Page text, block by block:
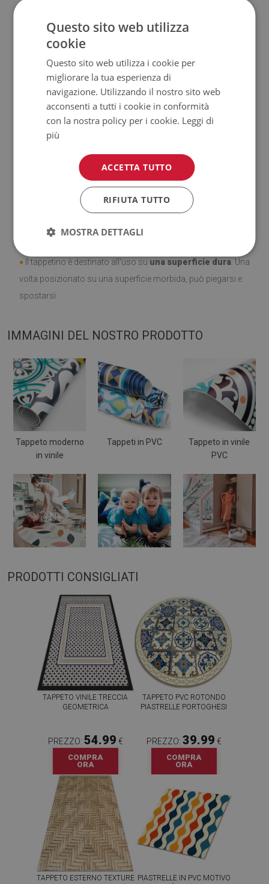
non hanno le proprietà antiscivolo;
Prodotto facile da pulire,resistente alle macchie e
all'acqua.
Si ricorda che i danni causati dall'uso dovuto al trascorrere
del tempo (es. abrasioni) non sono soggetti a reclami.
Come prendersi cura del prodotto?
Pulire con un panno umido —non usare prodotti chimici
Aerare regolarmente lo strato inferiore del tappeto.
♦ Il tappetino è destinato all'uso su una superficie dura . Una
volta posizionato su una superficie morbida, può piegarsi e
spostarsi.
IMMAGINI DEL NOSTRO PRODOTTO
Tappeto moderno
in vinile
Tappeti in PVC
Tappeto in vinile
PVC
PRODOTTI CONSIGLIATI
TAPPETO VINILE TRECCIA
GEOMETRICA
PREZZO: 54.99 €
COMPRA
ORA
TAPPETO PVC ROTONDO
PIASTRELLE PORTOGHESI
PREZZO: 39.99 €
COMPRA
ORA
TAPPETO ESTERNO TEXTURE PIASTRELLE IN PVC MOTIVO
Questo sito web utilizza
cookie
Questo sito web utilizza i cookie per
migliorare la tua esperienza di
navigazione. Utilizzando il nostro sito web
acconsenti a tutti i cookie in conformità
con la nostra policy per i cookie. Leggi di
più
ACCETTA TUTTO
RIFIUTA TUTTO
MOSTRA DETTAGLI